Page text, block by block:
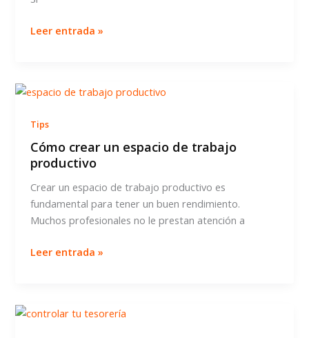
Consejos
marca
Leer entrada »
Tips
Cómo crear un espacio de trabajo
productivo
Crear un espacio de trabajo productivo es
fundamental para tener un buen rendimiento.
Muchos profesionales no le prestan atención a
Cómo
de
Leer entrada »